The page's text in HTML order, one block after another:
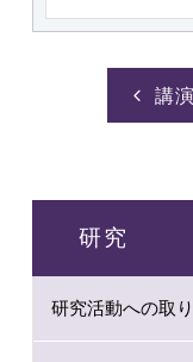
講
研究
研究活動への取